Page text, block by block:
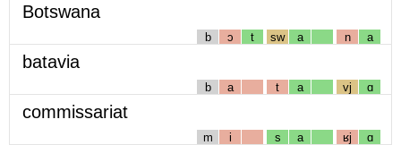
Botswana
b ɔ t sw a n a
batavia
b a t a vj ɑ
commissariat
m i s a ʁj ɑ